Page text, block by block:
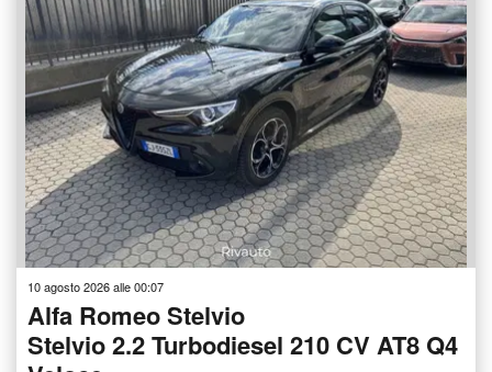
10 agosto 2026 alle 00:07
Alfa Romeo Stelvio
Stelvio 2.2 Turbodiesel 210 CV AT8 Q4